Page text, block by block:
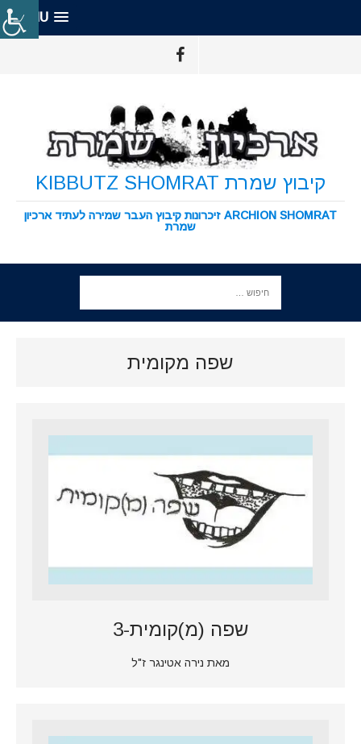
MENU
קיבוץ שמרת KIBBUTZ SHOMRAT
ARCHION SHOMRAT זיכרונות קיבוץ העבר שמירה לעתיד ארכיון
שמרת
שפה מקומית
שפה (מ)קומית-3
מאת נירה אטינגר ז"ל